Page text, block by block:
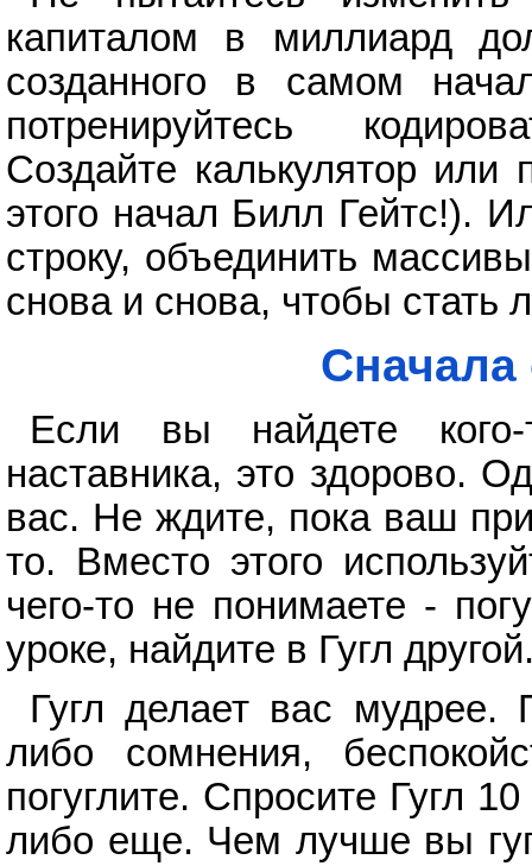
капиталом в миллиард
созданного в самом
потренируйтесь
Создайте калькулятор или
этого начал Билл Гейтс!).
строку, объединить
снова и снова, чтобы стать
Сначала
Если вы найдете кого-
наставника, это здорово.
вас. Не ждите, пока ваш
то. Вместо этого
чего-то не понимаете -
уроке, найдите в Гугл
Гугл делает вас мудрее.
либо сомнения,
погуглите. Спросите Гугл
либо еще. Чем лучше вы